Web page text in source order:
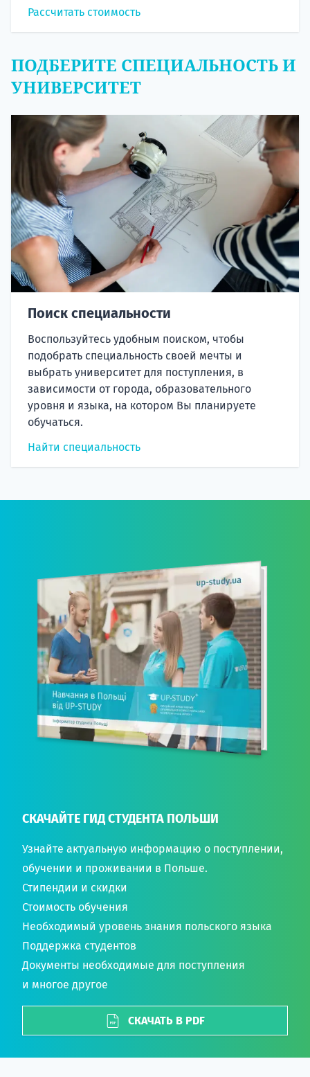
Рассчитать стоимость
ПОДБЕРИТЕ СПЕЦИАЛЬНОСТЬ И
УНИВЕРСИТЕТ
Поиск специальности
Воспользуйтесь удобным поиском, чтобы
подобрать специальность своей мечты и
выбрать университет для поступления, в
зависимости от города, образовательного
уровня и языка, на котором Вы планируете
обучаться.
Найти специальность
СКАЧАЙТЕ ГИД СТУДЕНТА ПОЛЬШИ
Узнайте актуальную информацию о поступлении,
обучении и проживании в Польше.
Стипендии и скидки
Стоимость обучения
Необходимый уровень знания польского языка
Поддержка студентов
Документы необходимые для поступления
и многое другое
СКАЧАТЬ В PDF